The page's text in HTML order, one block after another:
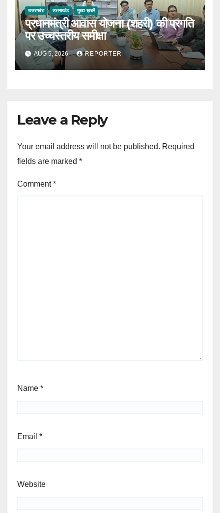
उत्तराखंड उत्तराखंड मुख्य ख़बरें
प्रधानमंत्री आवास योजना (शहरी) की प्रगति
पर उच्चस्तरीय समीक्षा
AUG 5, 2026 REPORTER
Leave a Reply
Your email address will not be published. Required
fields are marked *
Comment*
Name *
Email *
Website